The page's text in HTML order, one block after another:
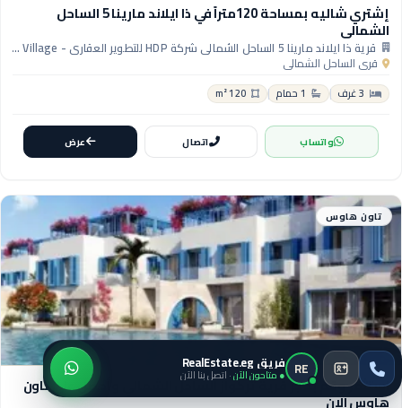
إشتري شاليه بمساحة 120متراً في ذا ايلاند مارينا 5 الساحل
الشمالي
قرية ذا ايلاند مارينا 5 الساحل الشمالي شركة HDP للتطوير العقاري - The Island Marina 5 North Coast Village
قرى الساحل الشمالي
3 غرف 1 حمام 120 m²
واتساب اتصال عرض
تاون هاوس
استثمر وقم بحجز قرية تركواز الساحل الشمالي وأحصل علي تاون
هاوس الان
RE فريق RealEstate.eg
● متاحون الآن· اتصل بنا الآن